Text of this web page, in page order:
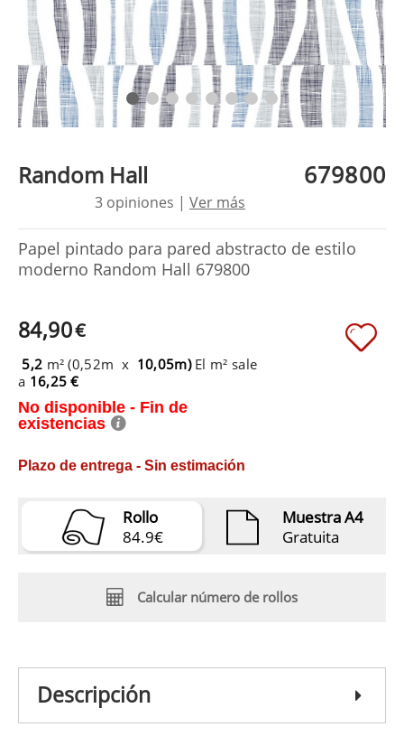
Random Hall 679800
3 opiniones | Ver más
Papel pintado para pared abstracto de estilo
moderno Random Hall 679800
84,90€
5,2 m² (0,52m x 10,05m) El m² sale
a 16,25 €
No disponible - Fin de
existencias
Plazo de entrega - Sin estimación
Rollo
84.9€
Muestra A4
Gratuita
Calcular número de rollos
Descripción